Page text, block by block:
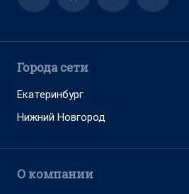
Города сети
Екатеринбург
Нижний Новгород
О компании